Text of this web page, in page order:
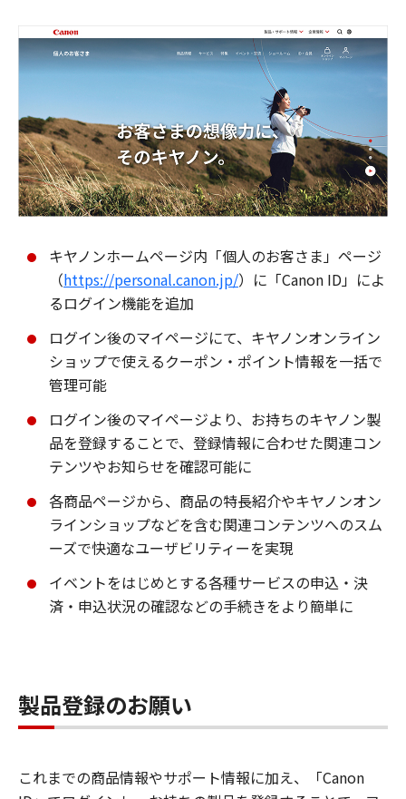
キヤノンホームページ内「個人のお客さま」ページ
（https://personal.canon.jp/）に「Canon ID」によ
るログイン機能を追加
ログイン後のマイページにて、キヤノンオンライン
ショップで使えるクーポン・ポイント情報を一括で
管理可能
ログイン後のマイページより、お持ちのキヤノン製
品を登録することで、登録情報に合わせた関連コン
テンツやお知らせを確認可能に
各商品ページから、商品の特長紹介やキヤノンオン
ラインショップなどを含む関連コンテンツへのスム
ーズで快適なユーザビリティーを実現
イベントをはじめとする各種サービスの申込・決
済・申込状況の確認などの手続きをより簡単に
製品登録のお願い
これまでの商品情報やサポート情報に加え、「Canon